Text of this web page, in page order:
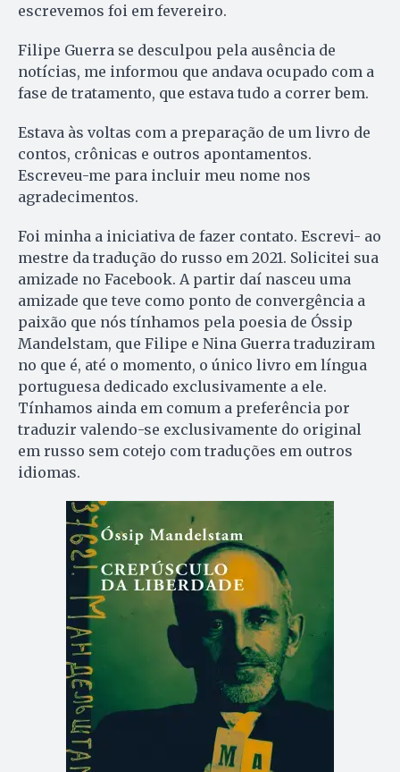
escrevemos foi em fevereiro.
Filipe Guerra se desculpou pela ausência de
notícias, me informou que andava ocupado com a
fase de tratamento, que estava tudo a correr bem.
Estava às voltas com a preparação de um livro de
contos, crônicas e outros apontamentos.
Escreveu-me para incluir meu nome nos
agradecimentos.
Foi minha a iniciativa de fazer contato. Escrevi- ao
mestre da tradução do russo em 2021. Solicitei sua
amizade no Facebook. A partir daí nasceu uma
amizade que teve como ponto de convergência a
paixão que nós tínhamos pela poesia de Óssip
Mandelstam, que Filipe e Nina Guerra traduziram
no que é, até o momento, o único livro em língua
portuguesa dedicado exclusivamente a ele.
Tínhamos ainda em comum a preferência por
traduzir valendo-se exclusivamente do original
em russo sem cotejo com traduções em outros
idiomas.